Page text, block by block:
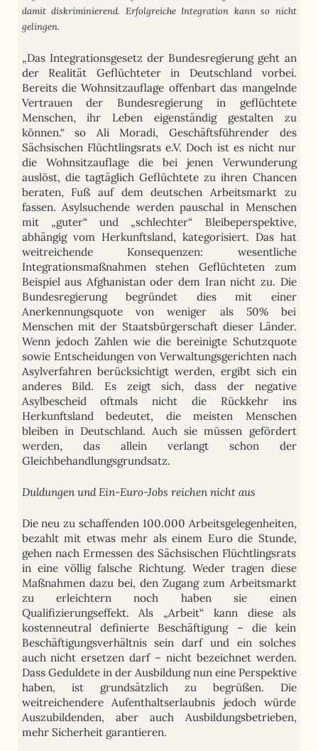
damit diskriminierend. Erfolgreiche Integration kann so nicht
gelingen.
„Das Integrationsgesetz der Bundesregierung geht an
der Realität Geflüchteter in Deutschland vorbei.
Bereits die Wohnsitzauflage offenbart das mangelnde
Vertrauen der Bundesregierung in geflüchtete
Menschen, ihr Leben eigenständig gestalten zu
können.“ so Ali Moradi, Geschäftsführender des
Sächsischen Flüchtlingsrats e.V. Doch ist es nicht nur
die Wohnsitzauflage die bei jenen Verwunderung
auslöst, die tagtäglich Geflüchtete zu ihren Chancen
beraten, Fuß auf dem deutschen Arbeitsmarkt zu
fassen. Asylsuchende werden pauschal in Menschen
mit „guter“ und „schlechter“ Bleibeperspektive,
abhängig vom Herkunftsland, kategorisiert. Das hat
weitreichende Konsequenzen: wesentliche
Integrationsmaßnahmen stehen Geflüchteten zum
Beispiel aus Afghanistan oder dem Iran nicht zu. Die
Bundesregierung begründet dies mit einer
Anerkennungsquote von weniger als 50% bei
Menschen mit der Staatsbürgerschaft dieser Länder.
Wenn jedoch Zahlen wie die bereinigte Schutzquote
sowie Entscheidungen von Verwaltungsgerichten nach
Asylverfahren berücksichtigt werden, ergibt sich ein
anderes Bild. Es zeigt sich, dass der negative
Asylbescheid oftmals nicht die Rückkehr ins
Herkunftsland bedeutet, die meisten Menschen
bleiben in Deutschland. Auch sie müssen gefördert
werden, das allein verlangt schon der
Gleichbehandlungsgrundsatz.
Duldungen und Ein-Euro-Jobs reichen nicht aus
Die neu zu schaffenden 100.000 Arbeitsgelegenheiten,
bezahlt mit etwas mehr als einem Euro die Stunde,
gehen nach Ermessen des Sächsischen Flüchtlingsrats
in eine völlig falsche Richtung. Weder tragen diese
Maßnahmen dazu bei, den Zugang zum Arbeitsmarkt
zu erleichtern noch haben sie einen
Qualifizierungseffekt. Als „Arbeit“ kann diese als
kostenneutral definierte Beschäftigung – die kein
Beschäftigungsverhältnis sein darf und ein solches
auch nicht ersetzen darf – nicht bezeichnet werden.
Dass Geduldete in der Ausbildung nun eine Perspektive
haben, ist grundsätzlich zu begrüßen. Die
weitreichendere Aufenthaltserlaubnis jedoch würde
Auszubildenden, aber auch Ausbildungsbetrieben,
mehr Sicherheit garantieren.